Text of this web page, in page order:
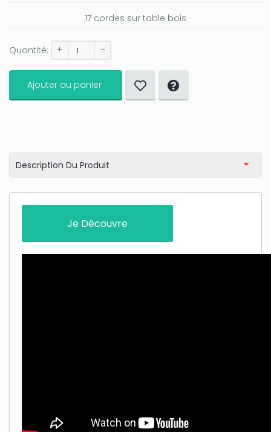
17 cordes sur table bois
Quantité: + -
Ajouter au panier
Description Du Produit
Je Découvre